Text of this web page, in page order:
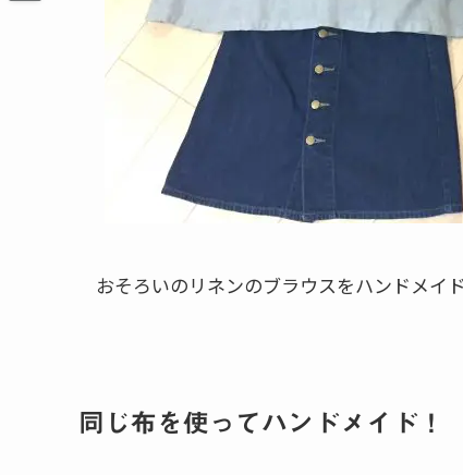
おそろいのリネンのブラウスをハンドメイ
同じ布を使ってハンドメイド！